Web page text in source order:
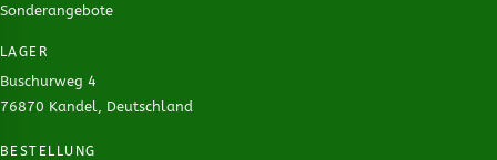
Sonderangebote
LAGER
Buschurweg 4
76870 Kandel, Deutschland
BESTELLUNG